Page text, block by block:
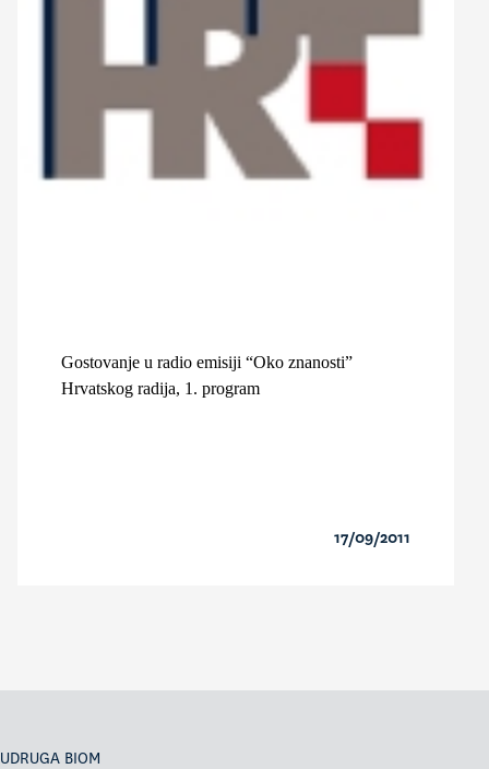
Gostovanje u radio emisiji “Oko znanosti”
Hrvatskog radija, 1. program
17/09/2011
UDRUGA BIOM